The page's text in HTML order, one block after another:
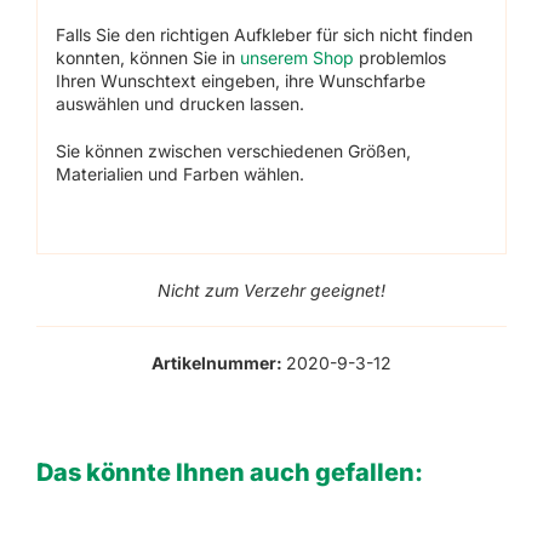
Falls Sie den richtigen Aufkleber für sich nicht finden
konnten, können Sie in unserem Shop problemlos
Ihren Wunschtext eingeben, ihre Wunschfarbe
auswählen und drucken lassen.
Sie können zwischen verschiedenen Größen,
Materialien und Farben wählen.
Nicht zum Verzehr geeignet!
Artikelnummer: 2020-9-3-12
Das könnte Ihnen auch gefallen: